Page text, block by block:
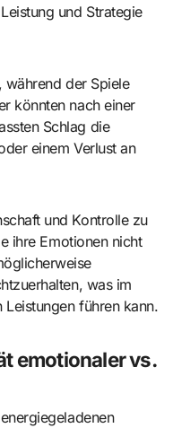
und Strategie
während der Spiele
könnten nach einer
Schlag die
einem Verlust an
und Kontrolle zu
ihre Emotionen nicht
was im
führen kann.
emotionaler vs.